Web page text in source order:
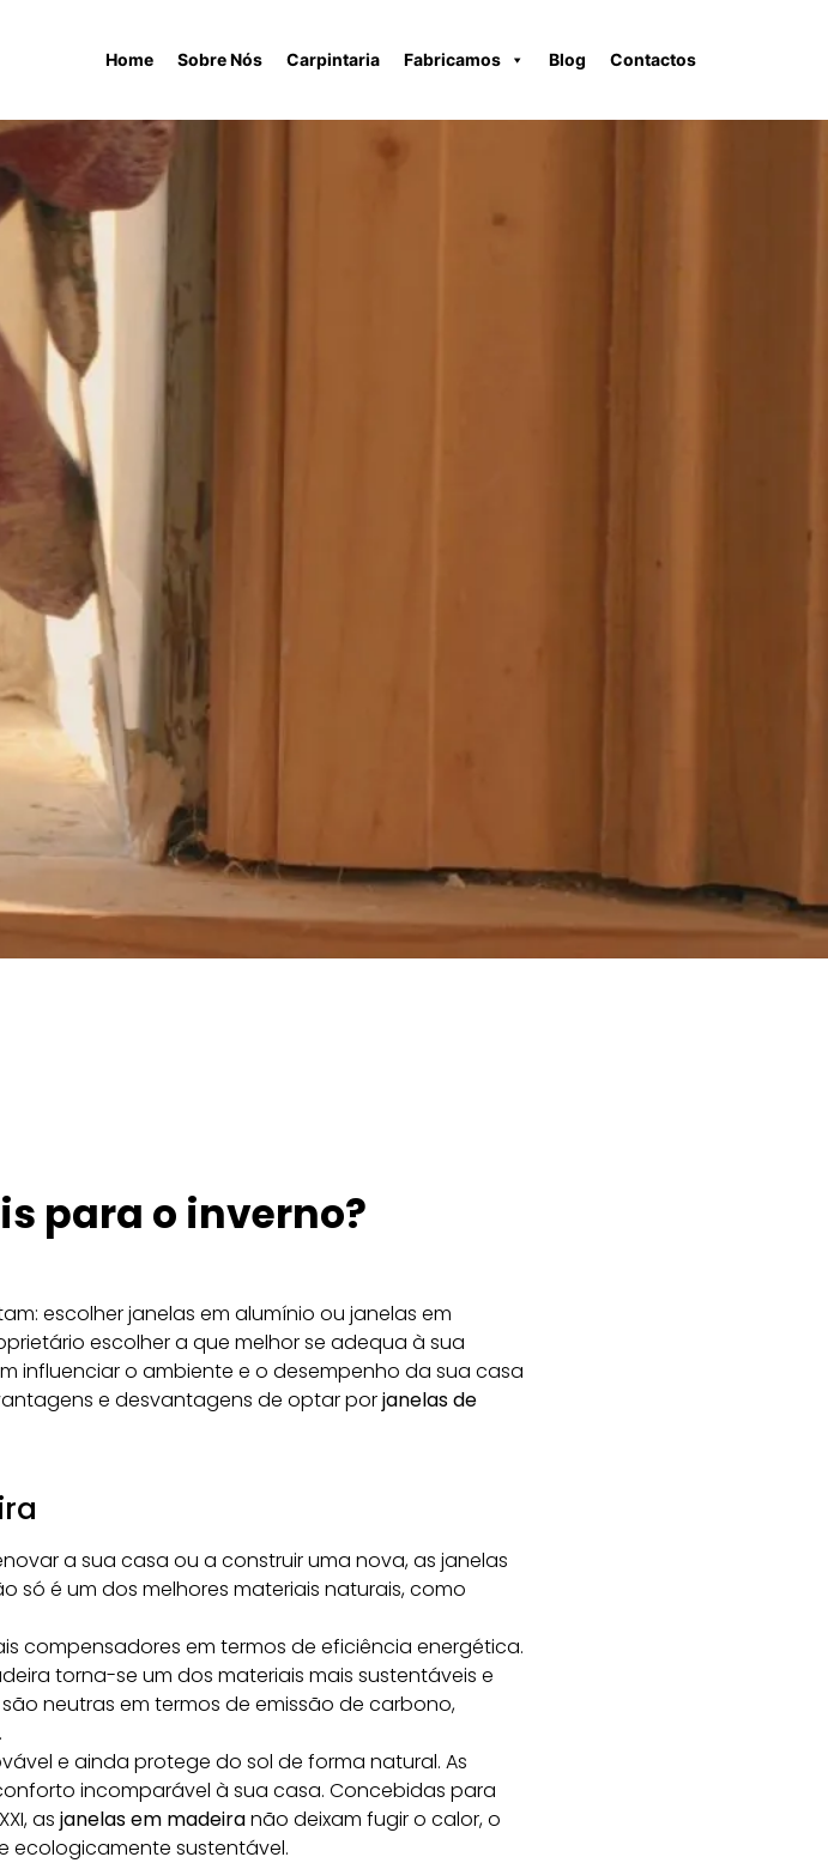
Home Sobre Nós Carpintaria Fabricamos Blog Contactos
para o inverno?
escolher janelas em alumínio ou janelas em
escolher a que melhor se adequa à sua
influenciar o ambiente e o desempenho da sua casa
e desvantagens de optar porjanelas de
a sua casa ou a construir uma nova, as janelas
só é um dos melhores materiais naturais, como
compensadores em termos de eficiência energética.
torna-se um dos materiais mais sustentáveis e
são neutras em termos de emissão de carbono,
e ainda protege do sol de forma natural. As
incomparável à sua casa. Concebidas para
as janelas em madeiranão deixam fugir o calor, o
ecologicamente sustentável.